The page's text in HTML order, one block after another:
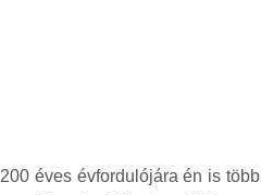
éves évfordulójára én is több